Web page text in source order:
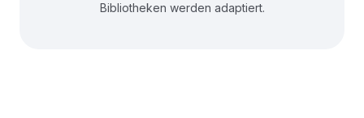
Bibliotheken werden adaptiert.